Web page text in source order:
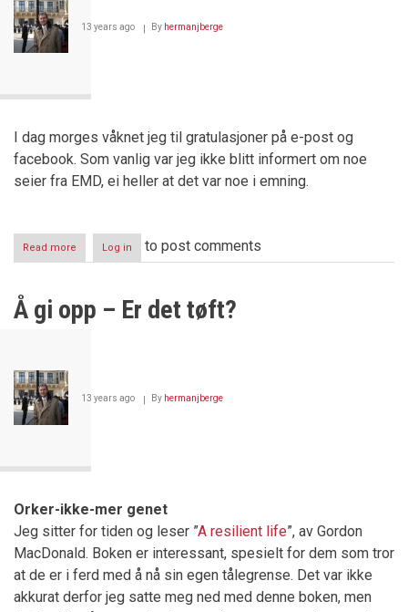
13 years ago By hermanjberge
I dag morges våknet jeg til gratulasjoner på e-post og
facebook. Som vanlig var jeg ikke blitt informert om noe
seier fra EMD, ei heller at det var noe i emning.
Read more
Ny
Norge
Knockout
Log in to post comments
Å gi opp – Er det tøft?
13 years ago By hermanjberge
Orker-ikke-mer genet
Jeg sitter for tiden og leser ”A resilient life”, av Gordon
MacDonald. Boken er interessant, spesielt for dem som tror
at de er i ferd med å nå sin egen tålegrense. Det var ikke
akkurat derfor jeg satte meg ned med denne boken, men